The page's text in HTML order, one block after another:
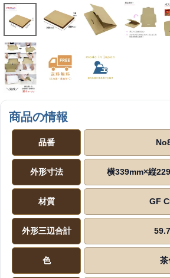
商品の情報
品番
外形寸法 横339mm×縦
材質 GF
外形三辺合計
色 茶